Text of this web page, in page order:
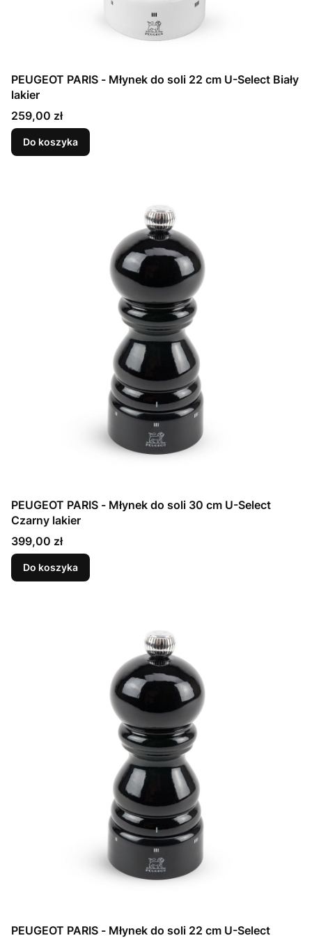
PEUGEOT PARIS - Młynek do soli 22 cm U-Select Biały
lakier
Cena
259,00 zł
Do koszyka
PEUGEOT PARIS - Młynek do soli 30 cm U-Select
Czarny lakier
Cena
399,00 zł
Do koszyka
PEUGEOT PARIS - Młynek do soli 22 cm U-Select